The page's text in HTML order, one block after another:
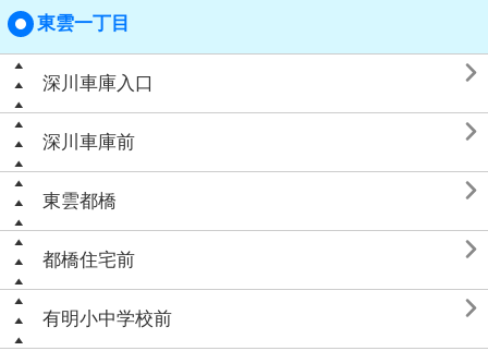
東雲一丁目
深川車庫入口 
深川車庫前 
東雲都橋 
都橋住宅前 
有明小中学校前 